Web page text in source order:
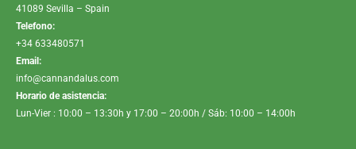
41089 Sevilla – Spain
Telefono:
+34 633480571
Email:
info@cannandalus.com
Horario de asistencia:
Lun-Vier : 10:00 – 13:30h y 17:00 – 20:00h / Sáb: 10:00 – 14:00h